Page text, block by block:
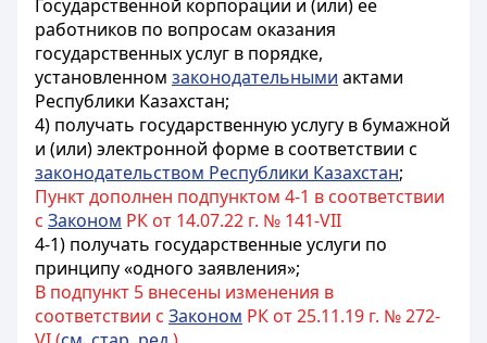
Государственной корпорации и (или) ее
работников по вопросам оказания
государственных услуг в порядке,
установленном законодательными актами
Республики Казахстан;
4) получать государственную услугу в бумажной
и (или) электронной форме в соответствии с
законодательством Республики Казахстан;
Пункт дополнен подпунктом 4-1 в соответствии
с Законом РК от 14.07.22 г. № 141-VII
4-1) получать государственные услуги по
принципу «одного заявления»;
В подпункт 5 внесены изменения в
соответствии с Законом РК от 25.11.19 г. № 272-